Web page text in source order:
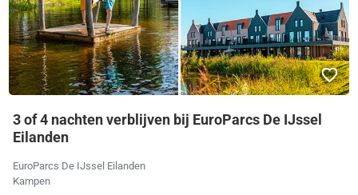
3 of 4 nachten verblijven bij EuroParcs De IJssel
Eilanden
EuroParcs De IJssel Eilanden
Kampen